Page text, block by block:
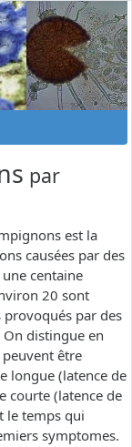
par
est la
causées par des
centaine
20 sont
provoqués par des
distingue en
être
longue (latence de
courte (latence de
le temps qui
symptomes.